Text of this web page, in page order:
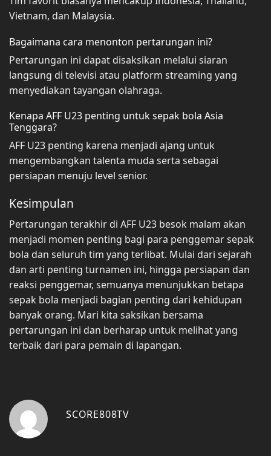
Vietnam, dan Malaysia.
Bagaimana cara menonton pertarungan ini?
Pertarungan ini dapat disaksikan melalui siaran
langsung di televisi atau platform streaming yang
menyediakan tayangan olahraga.
Kenapa AFF U23 penting untuk sepak bola Asia
Tenggara?
AFF U23 penting karena menjadi ajang untuk
mengembangkan talenta muda serta sebagai
persiapan menuju level senior.
Kesimpulan
Pertarungan terakhir di AFF U23 besok malam akan
menjadi momen penting bagi para penggemar sepak
bola dan seluruh tim yang terlibat. Mulai dari sejarah
dan arti penting turnamen ini, hingga persiapan dan
reaksi penggemar, semuanya menunjukkan betapa
sepak bola menjadi bagian penting dari kehidupan
banyak orang. Mari kita saksikan bersama
pertarungan ini dan berharap untuk melihat yang
terbaik dari para pemain di lapangan.
SCORE808TV